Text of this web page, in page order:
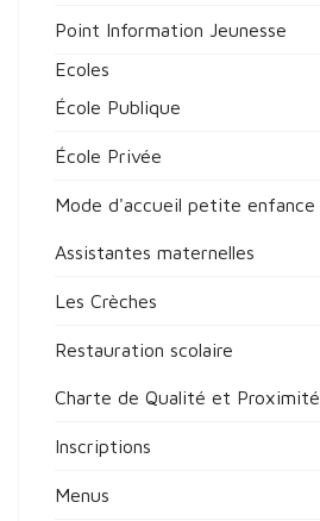
Point Information Jeunesse
Ecoles
École Publique
École Privée
Mode d'accueil petite enfance
Assistantes maternelles
Les Crèches
Restauration scolaire
Charte de Qualité et Proximité
Inscriptions
Menus